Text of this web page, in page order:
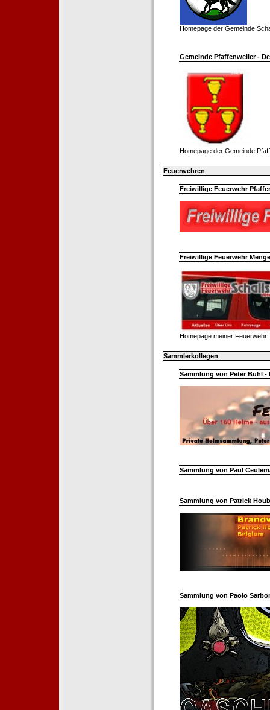
Homepage der Gemeinde
Gemeinde Pfaffenweiler -
Homepage der Gemeinde
Feuerwehren
Freiwillige Feuerwehr
Freiwillige Feuerwehr
Homepage meiner Feuerwehr
Sammlerkollegen
Sammlung von Peter Buhl -
Sammlung von Paul
Sammlung von Patrick
Sammlung von Paolo